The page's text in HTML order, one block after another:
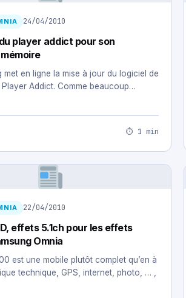
24/04/2010
player addict pour son
met en ligne la mise à jour du logiciel de
Addict. Comme beaucoup…
⏱ 1 min
22/04/2010
effets 5.1ch pour les effets
Omnia
est une mobile plutôt complet qu’en à
technique, GPS, internet, photo, … ,